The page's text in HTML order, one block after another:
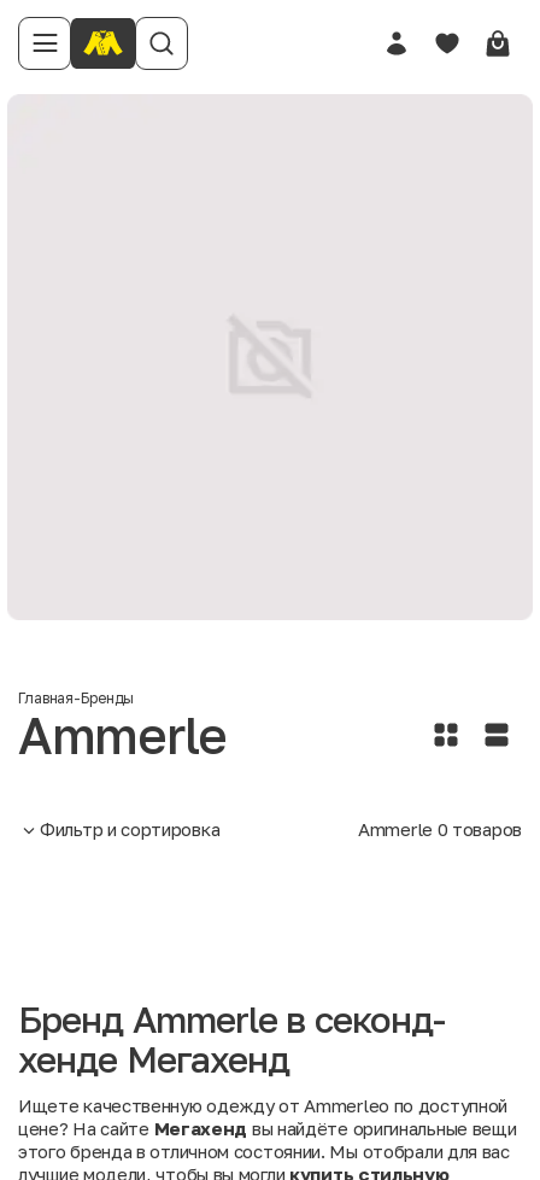
Главная-Бренды
Ammerle
Фильтр и сортировка Ammerle 0 товаров
Бренд Ammerle в секонд-
хенде Мегахенд
Ищете качественную одежду от Ammerleо по доступной
цене? На сайте Мегахенд вы найдёте оригинальные вещи
этого бренда в отличном состоянии. Мы отобрали для вас
лучшие модели, чтобы вы могли купить стильную